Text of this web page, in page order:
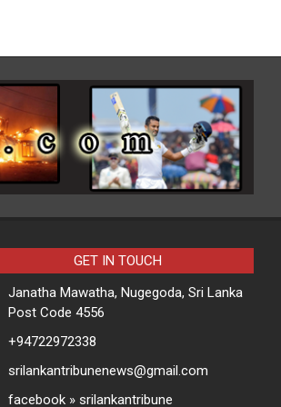
GET IN TOUCH
Janatha Mawatha, Nugegoda, Sri Lanka
Post Code 4556
+94722972338
srilankantribunenews@gmail.com
facebook » srilankantribune